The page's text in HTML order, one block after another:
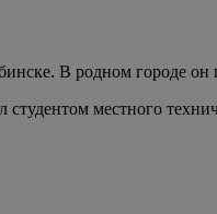
В родном городе он
местного